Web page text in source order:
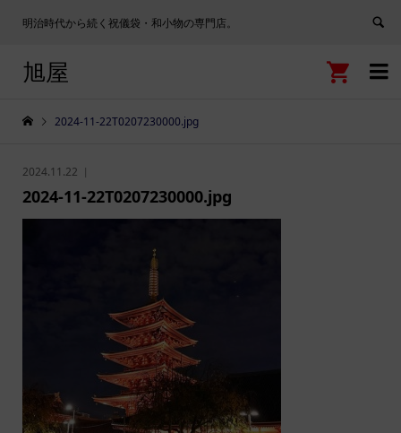
明治時代から続く祝儀袋・和小物の専門店。

旭屋 
2024-11-22T0207230000.jpg
2024.11.22
2024-11-22T0207230000.jpg